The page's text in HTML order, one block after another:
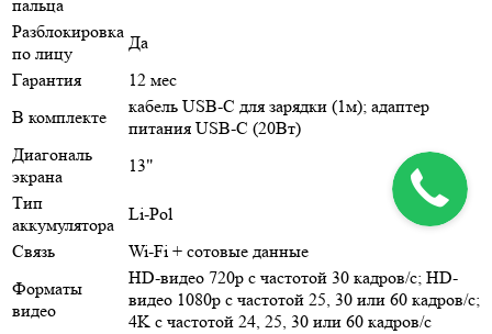
пальца
Разблокировка
по лицу
Да
Гарантия
12 мес
В комплекте
кабель USB-C для зарядки (1м); адаптер
питания USB-C (20Вт)
Диагональ
экрана
13"
Тип
аккумулятора
Li-Pol
Связь
Wi-Fi + сотовые данные
Форматы
видео
HD-видео 720p с частотой 30 кадров/ с; HD-
видео 1080p с частотой 25, 30 или 60 кадров/ с;
4K с частотой 24, 25, 30 или 60 кадров/ с